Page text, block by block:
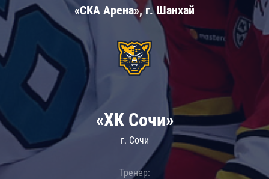
«СКА Арена», г. Шанхай
«ХК Сочи»
г. Сочи
Тренер: